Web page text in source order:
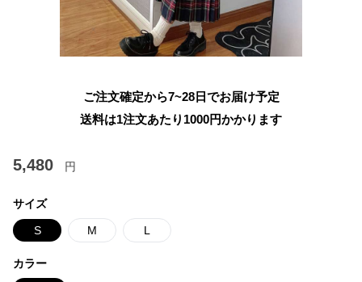
ご注文確定から7~28日でお届け予定
送料は1注文あたり 1000円かかります
5,480 円
サイズ
S M L
カラー